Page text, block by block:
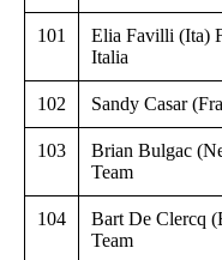
101
Elia Favilli (Ita)
Italia
102 Sandy Casar
103
Brian Bulgac
Team
104
Bart De Clercq
Team